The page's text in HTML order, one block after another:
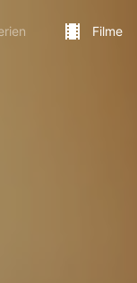
Filme